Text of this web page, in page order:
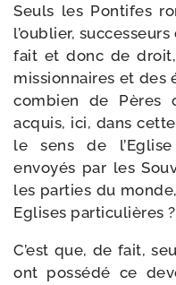
Seuls les Pontifes
l’oublier,
fait et donc de
mis­sion­naires et des
com­bien de
acquis, ici, dans
le sens de
envoyés par les
les par­ties du
Eglises particulières ?
C’est que, de fait,
ont pos­sé­dé ce